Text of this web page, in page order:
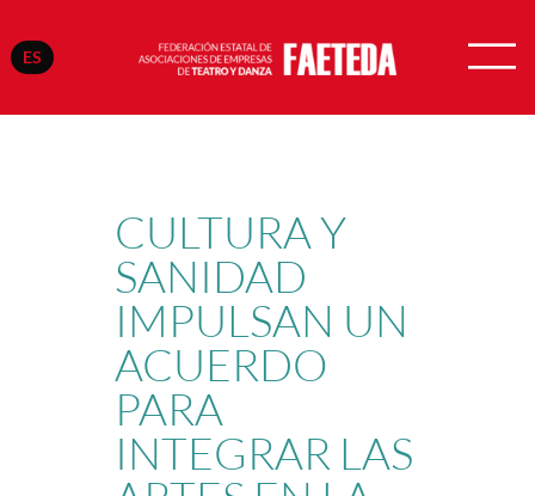
ES
Saltar
CULTURA Y
SANIDAD
IMPULSAN UN
ACUERDO
PARA
INTEGRAR LAS